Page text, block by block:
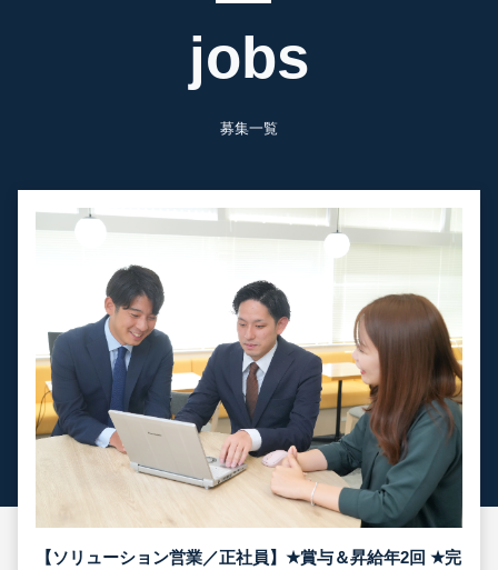
jobs
募集一覧
【ソリューション営業／正社員】 ★賞与＆昇給年2回 ★完